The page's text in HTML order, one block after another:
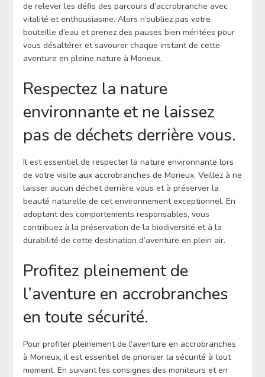
de relever les défis des parcours d’accrobranche avec
vitalité et enthousiasme. Alors n’oubliez pas votre
bouteille d’eau et prenez des pauses bien méritées pour
vous désaltérer et savourer chaque instant de cette
aventure en pleine nature à Morieux.
Respectez la nature
environnante et ne laissez
pas de déchets derrière vous.
Il est essentiel de respecter la nature environnante lors
de votre visite aux accrobranches de Morieux. Veillez à ne
laisser aucun déchet derrière vous et à préserver la
beauté naturelle de cet environnement exceptionnel. En
adoptant des comportements responsables, vous
contribuez à la préservation de la biodiversité et à la
durabilité de cette destination d’aventure en plein air.
Profitez pleinement de
l’aventure en accrobranches
en toute sécurité.
Pour profiter pleinement de l’aventure en accrobranches
à Morieux, il est essentiel de prioriser la sécurité à tout
moment. En suivant les consignes des moniteurs et en